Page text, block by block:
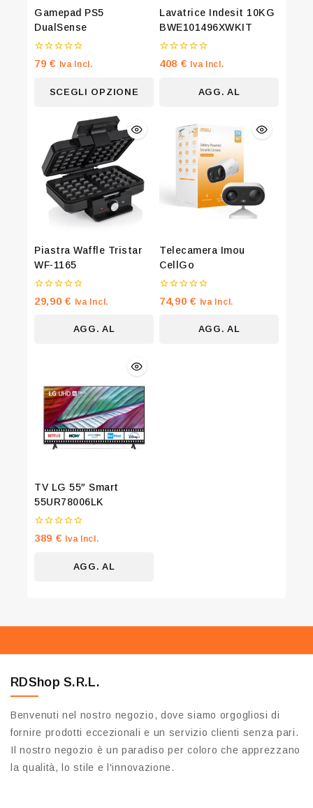
Gamepad PS5
DualSense
0
su
79€ Iva Incl.
SCEGLI OPZIONE
Lavatrice Indesit 10KG
BWE101496XWKIT
0
su
408 € Iva Incl.
AGG. AL
Piastra Waffle Tristar
WF-1165
0
su
29,90€ Iva Incl.
AGG. AL
Telecamera Imou
CellGo
0
su
74,90€ Iva Incl.
AGG. AL
TV LG 55″ Smart
55UR78006LK
0
su
389 € Iva Incl.
AGG. AL
RDShop S.R.L.
Benvenuti nel nostro negozio, dove siamo orgogliosi di
fornire prodotti eccezionali e un servizio clienti senza pari.
Il nostro negozio è un paradiso per coloro che apprezzano
la qualità, lo stile e l'innovazione.
Be the first to know about our new arrivals, exclusive
offers and the latest fashion update.
Don't show this popup again